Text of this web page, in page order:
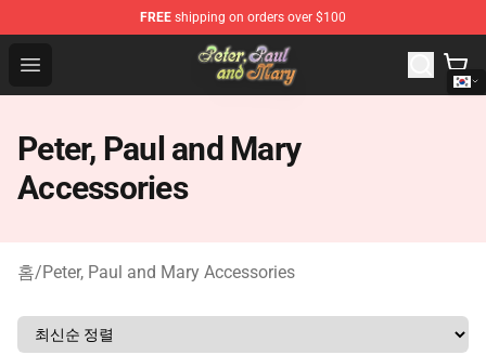
FREE shipping on orders over $100
Open menu
Peter, Paul and Mary Store - Official Peter, Paul and
Peter, Paul and Mary
Accessories
홈/Peter, Paul and Mary Accessories